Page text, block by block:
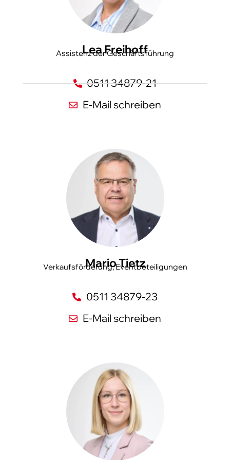
Lea Freihoff
Assistenz der Geschäftsführung
0511 34879-21
E-Mail schreiben
Mario Tietz
Verkaufsförderung, Eventbeteiligungen
0511 34879-23
E-Mail schreiben